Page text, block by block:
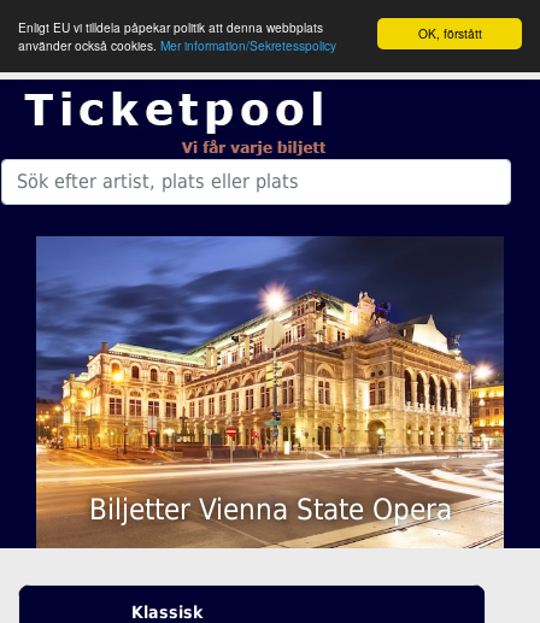
OK, förstått
Enligt EU vi tilldela påpekar politik att denna webbplats
använder också cookies. Mer information/Sekretesspolicy
Biljetter Vienna State Opera
Klassisk